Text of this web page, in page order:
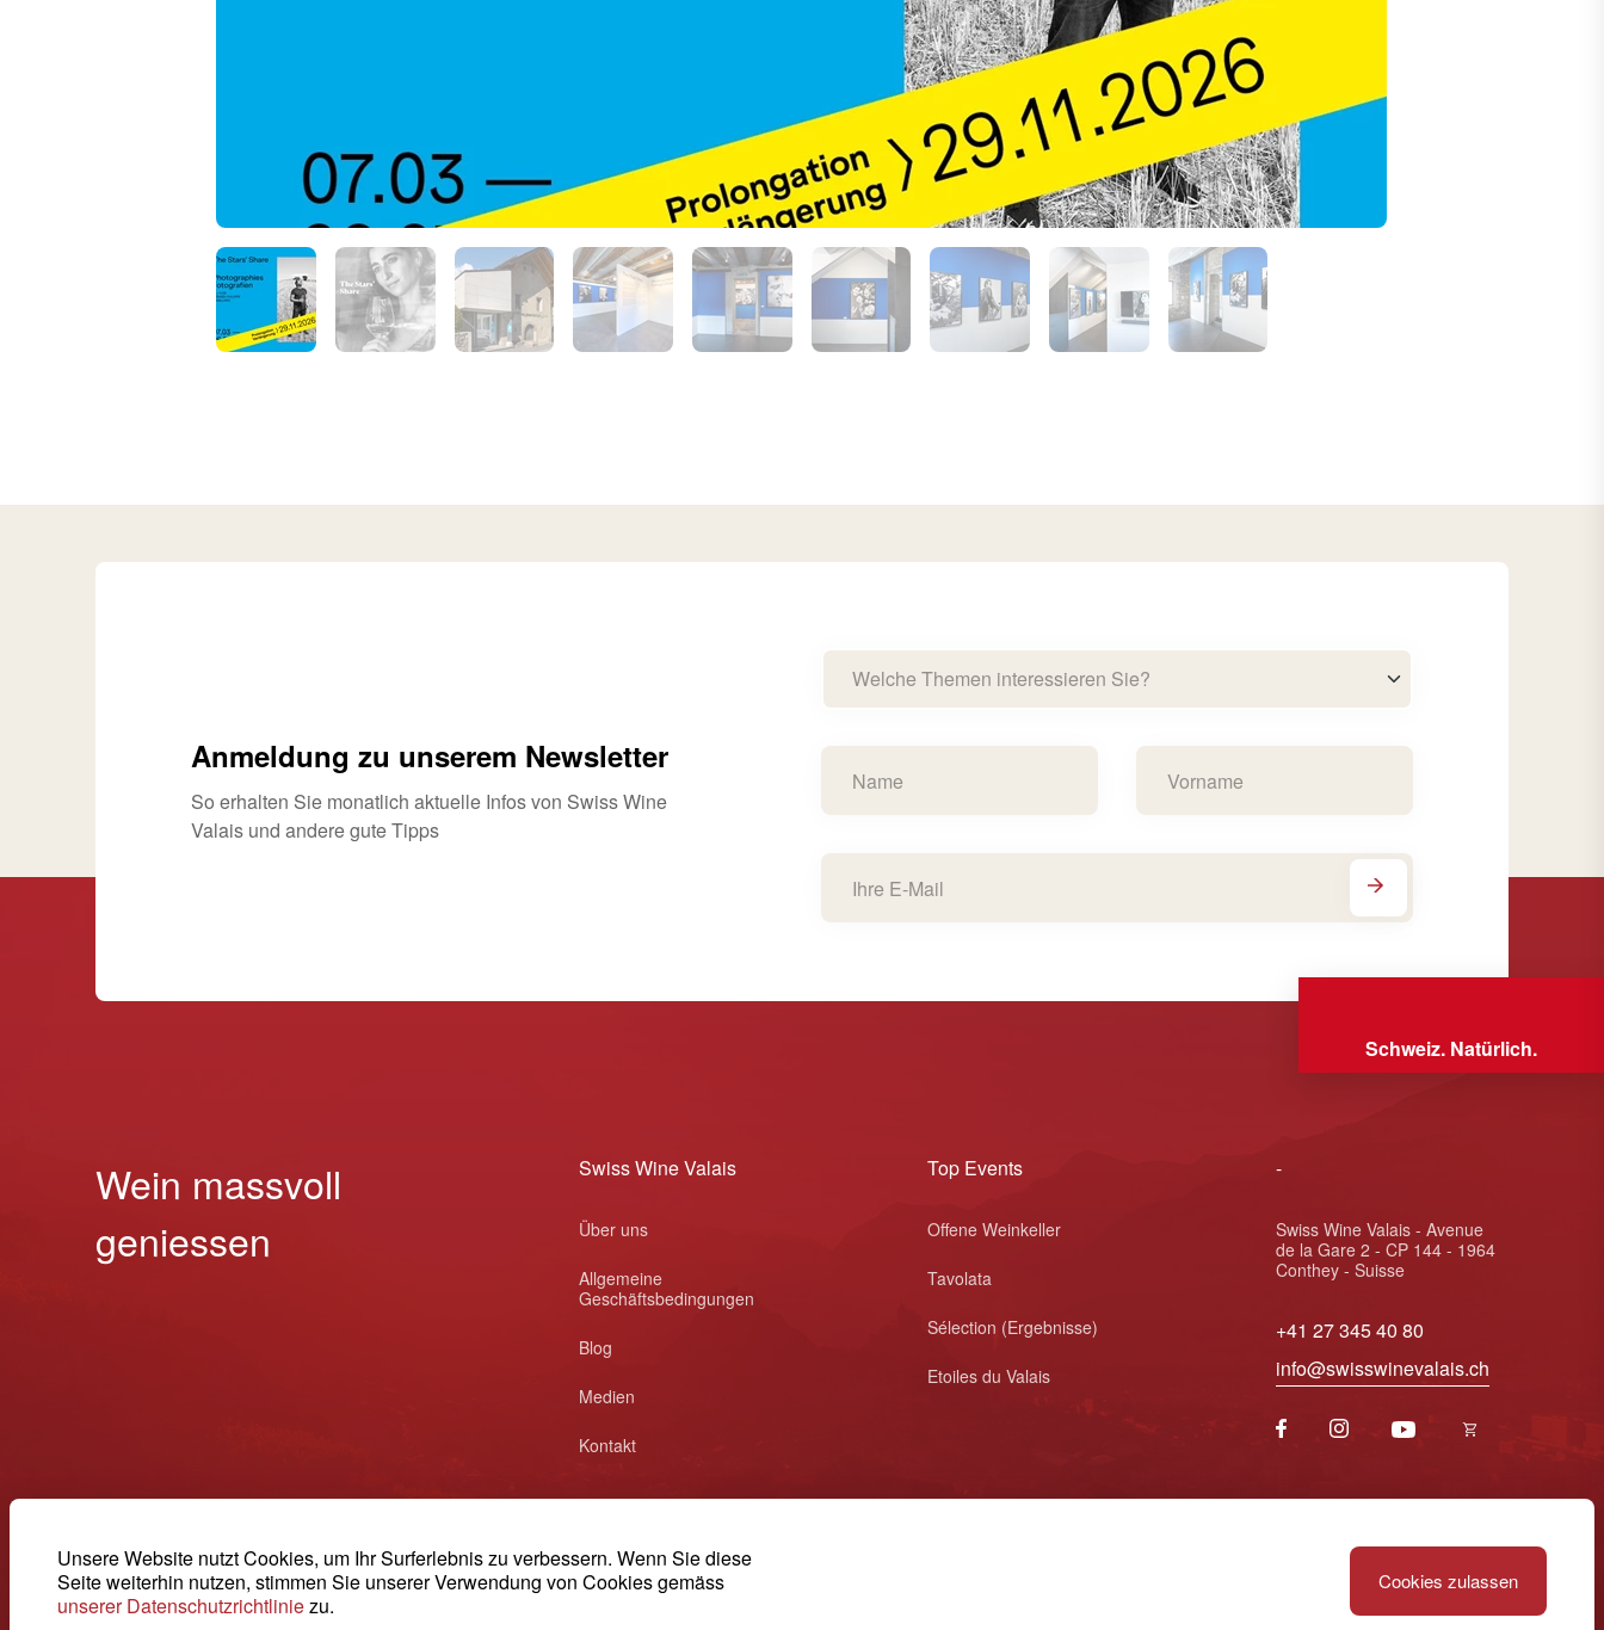
Unsere Website nutzt Cookies, um Ihr Surferlebnis zu verbessern. Wenn Sie diese
Seite weiterhin nutzen, stimmen Sie unserer Verwendung von Cookies gemäss
unserer Datenschutzrichtliniezu.
Cookies zulassen
Anmeldung zu unserem Newsletter
So erhalten Sie monatlich aktuelle Infos von Swiss Wine
Valais und andere gute Tipps
Welche Themen interessieren Sie?
Schweiz. Natürlich.
Wein massvoll
geniessen
Swiss Wine Valais
Über uns
Allgemeine
Geschäftsbedingungen
Blog
Medien
Kontakt
Top Events
Offene Weinkeller
Tavolata
Sélection (Ergebnisse)
Etoiles du Valais
-
Swiss Wine Valais - Avenue
de la Gare 2 - CP 144 - 1964
Conthey - Suisse
+41 27 345 40 80
info@swisswinevalais.ch